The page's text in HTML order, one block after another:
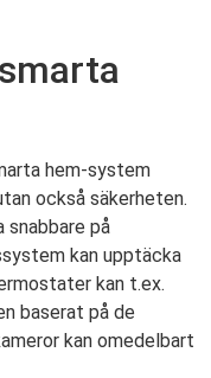
hem-system
också säkerheten.
snabbare på
kan upptäcka
kan t.ex.
baserat på de
kan omedelbart